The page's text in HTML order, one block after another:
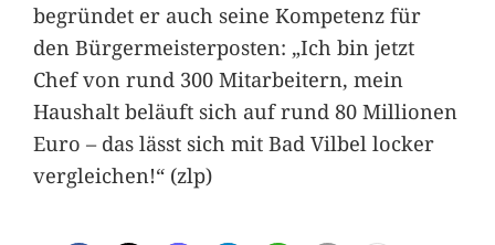
begründet er auch seine Kompetenz für
den Bürgermeisterposten: „Ich bin jetzt
Chef von rund 300 Mitarbeitern, mein
Haushalt beläuft sich auf rund 80 Millionen
Euro – das lässt sich mit Bad Vilbel locker
vergleichen!“ (zlp)